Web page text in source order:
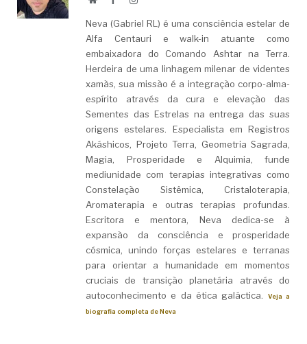
Neva (Gabriel RL) é uma consciência estelar de
Alfa Centauri e walk-in atuante como
embaixadora do Comando Ashtar na Terra.
Herdeira de uma linhagem milenar de videntes
xamãs, sua missão é a integração corpo-alma-
espírito através da cura e elevação das
Sementes das Estrelas na entrega das suas
origens estelares. Especialista em Registros
Akáshicos, Projeto Terra, Geometria Sagrada,
Magia, Prosperidade e Alquimia, funde
mediunidade com terapias integrativas como
Constelação Sistêmica, Cristaloterapia,
Aromaterapia e outras terapias profundas.
Escritora e mentora, Neva dedica-se à
expansão da consciência e prosperidade
cósmica, unindo forças estelares e terranas
para orientar a humanidade em momentos
cruciais de transição planetária através do
autoconhecimento e da ética galáctica.
Veja a
biografia completa de Neva